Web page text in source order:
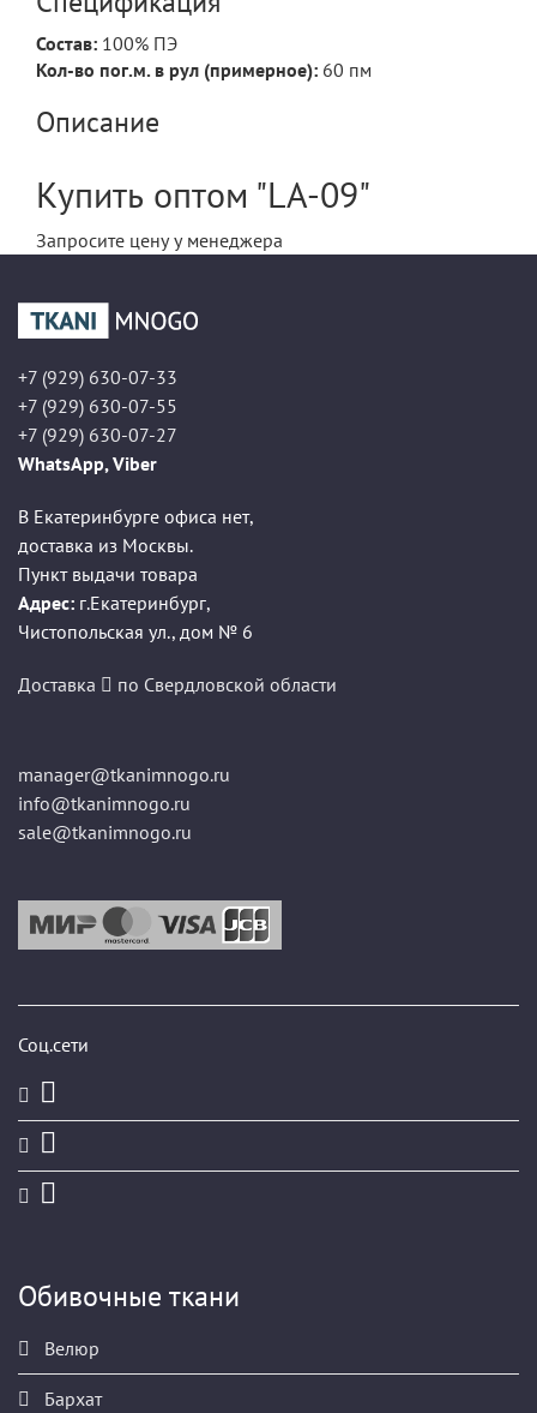
Состав: 100% ПЭ
Кол-во пог.м. в рул (примерное): 60 пм
Описание
Купить оптом "LA-09"
Запросите цену у менеджера
+7 (929) 630-07-33
+7 (929) 630-07-55
+7 (929) 630-07-27
WhatsApp, Viber
В Екатеринбурге офиса нет,
доставка из Москвы.
Пункт выдачи товара
Адрес: г.Екатеринбург,
Чистопольская ул., дом № 6
Доставка по Свердловской области
manager@tkanimnogo.ru
info@tkanimnogo.ru
sale@tkanimnogo.ru
Соц.сети
Обивочные ткани
Велюр
Бархат